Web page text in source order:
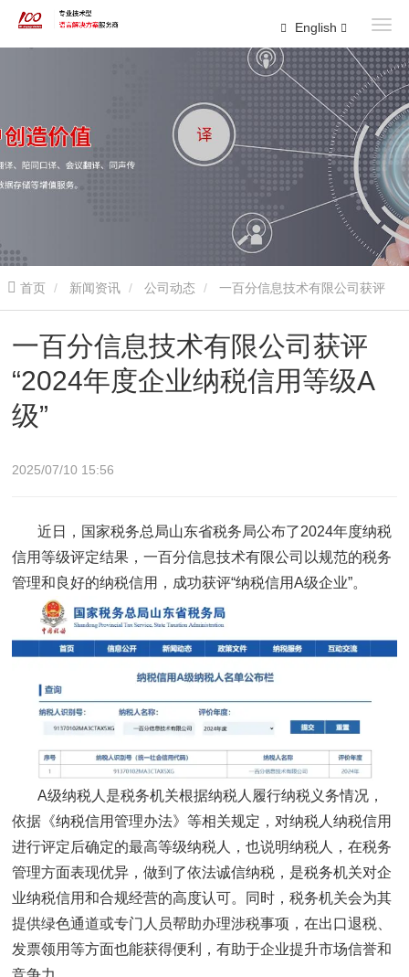
English
首页 新闻资讯 公司动态
“2024年度企业纳税信用等级A级”
一百分信息技术有限公司获评
“2024年度企业纳税信用等级A
级”
2025/07/10 15:56
近日，国家税务总局山东省税务局公布了2024年度纳税
信用等级评定结果，一百分信息技术有限公司以规范的税务
管理和良好的纳税信用，成功获评“纳税信用A级企业”。
A级纳税人是税务机关根据纳税人履行纳税义务情况，
依据《纳税信用管理办法》等相关规定，对纳税人纳税信用
进行评定后确定的最高等级纳税人，也说明纳税人，在税务
管理方面表现优异，做到了依法诚信纳税，是税务机关对企
业纳税信用和合规经营的高度认可。同时，税务机关会为其
提供绿色通道或专门人员帮助办理涉税事项，在出口退税、
发票领用等方面也能获得便利，有助于企业提升市场信誉和